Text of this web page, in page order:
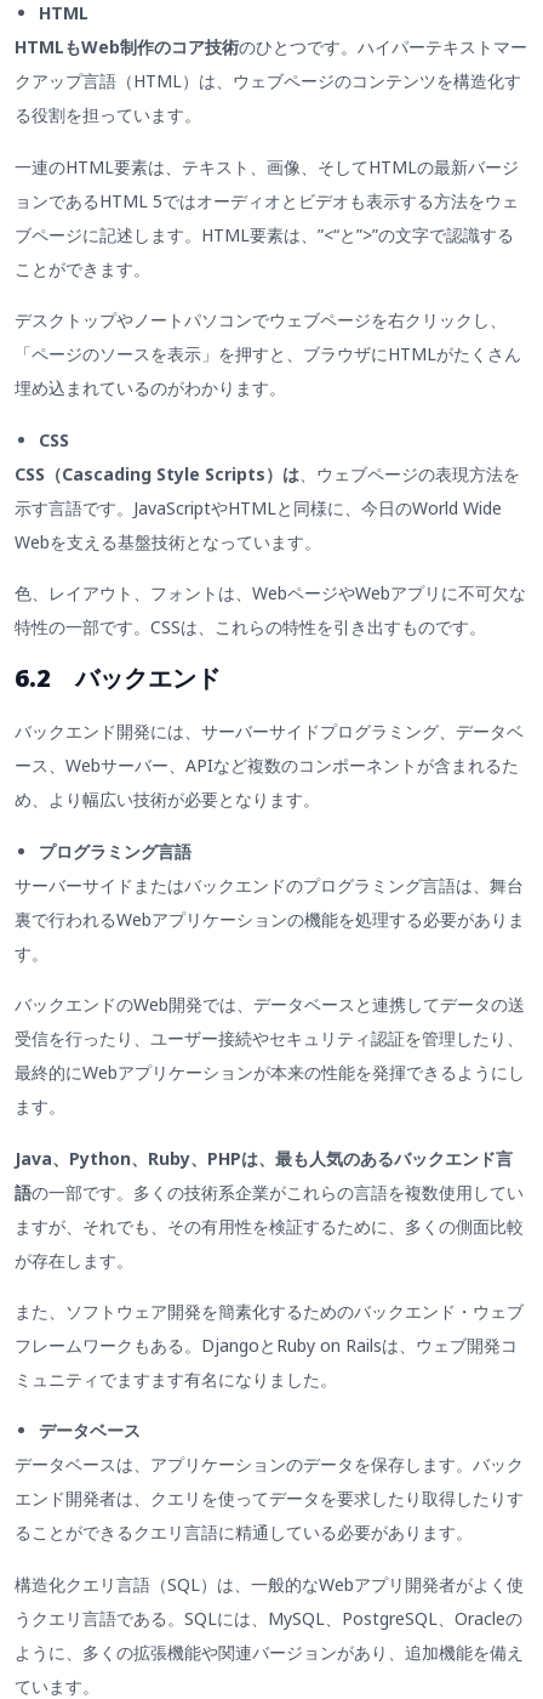
HTML
HTMLもWeb制作のコア技術のひとつです。ハイパーテキストマー
クアップ言語（HTML）は、ウェブページのコンテンツを構造化す
る役割を担っています。
一連のHTML要素は、テキスト、画像、そしてHTMLの最新バージ
ョンであるHTML 5ではオーディオとビデオも表示する方法をウェ
ブページに記述します。HTML要素は、”<“と”>”の文字で認識する
ことができます。
デスクトップやノートパソコンでウェブページを右クリックし、
「ページのソースを表示」を押すと、ブラウザにHTMLがたくさん
埋め込まれているのがわかります。
CSS
CSS（Cascading Style Scripts）は 、ウェブページの表現方法を
示す言語です。JavaScriptやHTMLと同様に、今日のWorld Wide
Webを支える基盤技術となっています。
色、レイアウト、フォントは、WebページやWebアプリに不可欠な
特性の一部です。CSSは、これらの特性を引き出すものです。
6.2 バックエンド
バックエンド開発には、サーバーサイドプログラミング、データベ
ース、Webサーバー、APIなど複数のコンポーネントが含まれるた
め、より幅広い技術が必要となります。
プログラミング言語
サーバーサイドまたはバックエンドのプログラミング言語は、舞台
裏で行われるWebアプリケーションの機能を処理する必要がありま
す。
バックエンドのWeb開発では、データベースと連携してデータの送
受信を行ったり、ユーザー接続やセキュリティ認証を管理したり、
最終的にWebアプリケーションが本来の性能を発揮できるようにし
ます。
Java、Python、Ruby、PHPは、最も人気のあるバックエンド言
語の一部です。多くの技術系企業がこれらの言語を複数使用してい
ますが、それでも、その有用性を検証するために、多くの側面比較
が存在します。
また、ソフトウェア開発を簡素化するためのバックエンド・ウェブ
フレームワークもある。DjangoとRuby on Railsは、ウェブ開発コ
ミュニティでますます有名になりました。
データベース
データベースは、アプリケーションのデータを保存します。バック
エンド開発者は、クエリを使ってデータを要求したり取得したりす
ることができるクエリ言語に精通している必要があります。
構造化クエリ言語（SQL）は、一般的なWebアプリ開発者がよく使
うクエリ言語である。SQLには、MySQL、PostgreSQL、Oracleの
ように、多くの拡張機能や関連バージョンがあり、追加機能を備え
ています。